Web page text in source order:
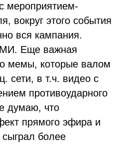
мероприятием-
вокруг этого события
вся кампания.
Еще важная
мемы, которые валом
сети, в т.ч. видео с
противоударного
думаю, что
прямого эфира и
более